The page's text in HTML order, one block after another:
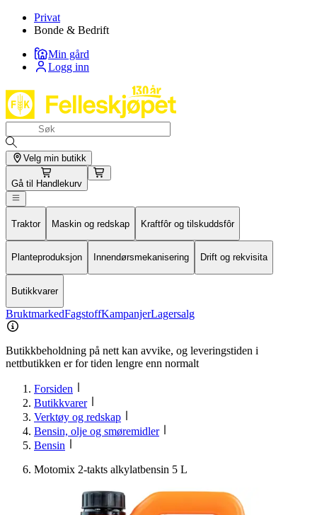
Privat
Bonde & Bedrift
Min gård
Logg inn
Velg min butikk
Gå til Handlekurv
Traktor Maskin og redskap Kraftfôr og tilskuddsfôr
Planteproduksjon Innendørsmekanisering Drift og rekvisita
Butikkvarer
BruktmarkedFagstoffKampanjerLagersalg
Butikkbeholdning på nett kan avvike, og leveringstiden i
nettbutikken er for tiden lengre enn normalt
Forsiden
Butikkvarer
Verktøy og redskap
Bensin, olje og smøremidler
Bensin
Motomix 2-takts alkylatbensin 5 L